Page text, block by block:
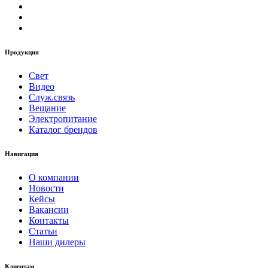
Продукция
Свет
Видео
Служ.связь
Вещание
Электропитание
Каталог брендов
Навигация
О компании
Новости
Кейсы
Вакансии
Контакты
Статьи
Наши дилеры
Клиентам